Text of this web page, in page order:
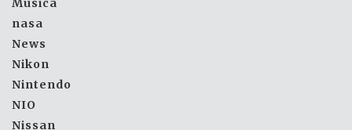
Musica
nasa
News
Nikon
Nintendo
NIO
Nissan